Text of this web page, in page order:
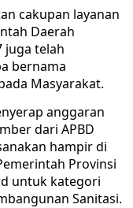
cakupan layanan
Daerah
juga telah
bernama
Masyarakat.
anggaran
dari APBD
hampir di
Provinsi
untuk kategori
Sanitasi.